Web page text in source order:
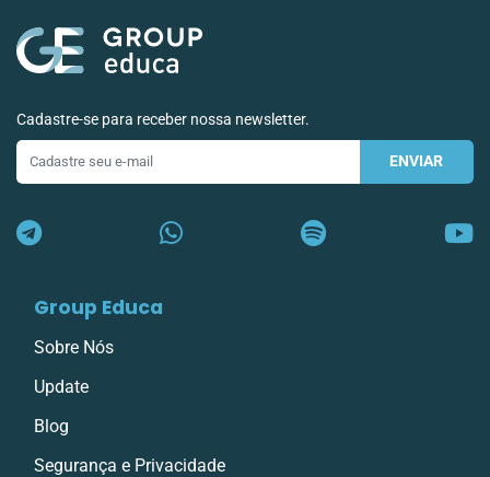
Cadastre-se para receber nossa newsletter.
ENVIAR
Group Educa
Sobre Nós
Update
Blog
Segurança e Privacidade